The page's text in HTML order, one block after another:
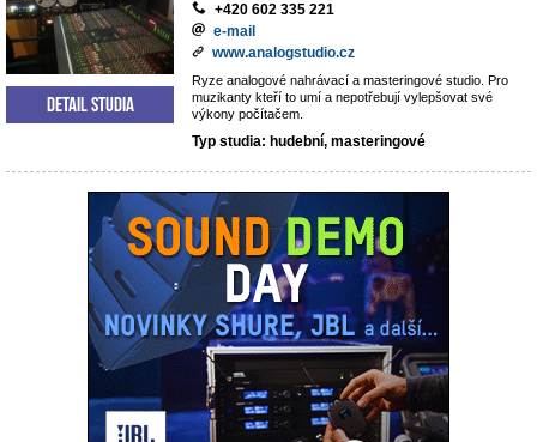
+420 602 335 221
e-mail
www.analogstudio.cz
Ryze analogové nahrávací a masteringové studio. Pro
muzikanty kteří to umí a nepotřebují vylepšovat své
výkony počítačem.
Typ studia: hudební, masteringové
Detail studia